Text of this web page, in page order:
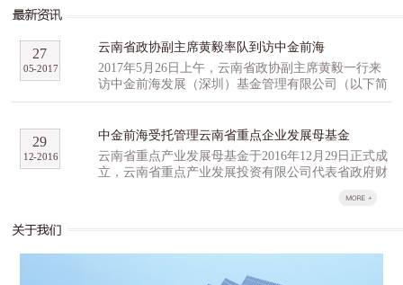
云南省政协副主席黄毅率队到访中金前海
2017年5月26日上午，云南省政协副主席黄毅一行来
访中金前海发展（深圳）基金管理有限公司（以下简
称“中金前海”），与中金前海副总经理石明达、董事
业发展母基金（以下简称“云南母基金”）等事宜进行
了深入研讨交流。 黄毅一行对公司的产业基金
管理经验和投资项目进行了重点了解，并就云南生物
及高原特色农业创新创业产业园区的提案，以及配套
的孵化招商投融资方面经验进行了广泛的探讨。他表
通。 中金前海副总经理石明达首先介绍了中金
2017
-
05
27
中金前海受托管理云南省重点企业发展母基金
云南省重点产业发展母基金于2016年12月29日正式成
立，云南省重点产业发展投资有限公司代表省政府财
基金、尚融资本、百果园等多家机构作为第一批战略
规模。 云南省重点产业发展基金分为母基金和子基
2016
-
12
29